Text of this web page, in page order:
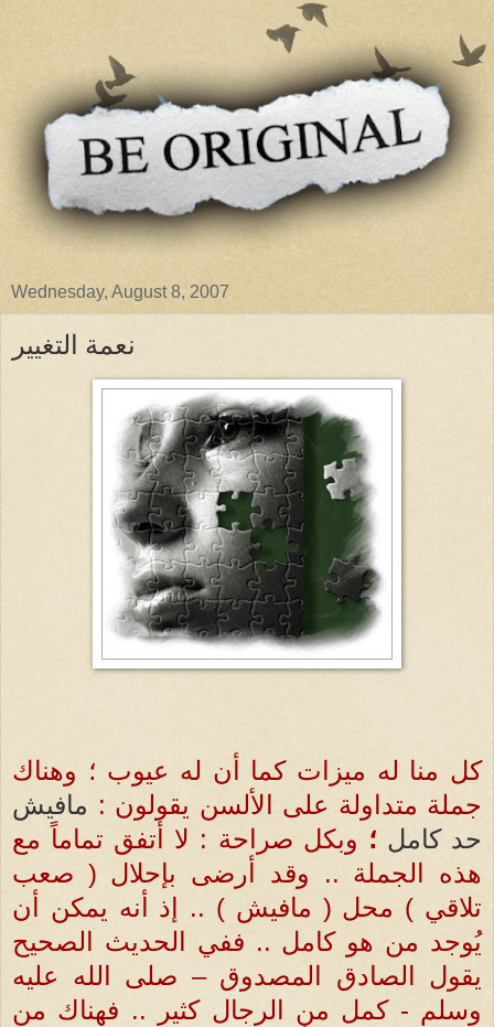
Wednesday, August 8, 2007
نعمة التغيير
كل منا له ميزات كما أن له عيوب ؛ وهناك
جملة متداولة على الألسن يقولون : مافيش
حد كامل ؛ وبكل صراحة : لا أتفق تماماً مع
هذه الجملة .. وقد أرضى بإحلال ( صعب
تلاقي ) محل ( مافيش ) .. إذ أنه يمكن أن
يُوجد من هو كامل .. ففي الحديث الصحيح
يقول الصادق المصدوق – صلى الله عليه
وسلم - كمل من الرجال كثير .. فهناك من